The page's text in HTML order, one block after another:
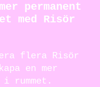
permanent
med Risör
flera Risör
en mer
i rummet.